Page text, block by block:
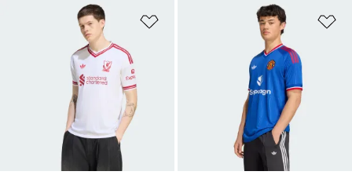
เพิ่มไปยังรายการสินค้าโปรด